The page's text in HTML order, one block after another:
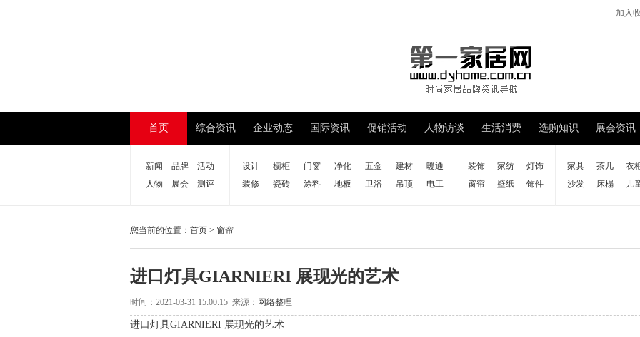
加入
首页 综合资讯 企业动态 国际资讯 促销活动 人物访谈 生活消费 选购知识 展会资讯
新闻 品牌
活动
人物
展会 测评
设计 橱柜 门窗 净化 五金 建材
暖通
装修
瓷砖 涂料 地板 卫浴 吊顶 电工
装饰 家纺
灯饰
窗帘
壁纸 饰件
家具 茶几
衣
沙发
床榻 儿
您当前的位置： 首页 > 窗帘
进口灯具GIARNIERI 展现光的艺术
时间：2021-03-31 15:00:15 来源： 网络整理
进口灯具GIARNIERI 展现光的艺术